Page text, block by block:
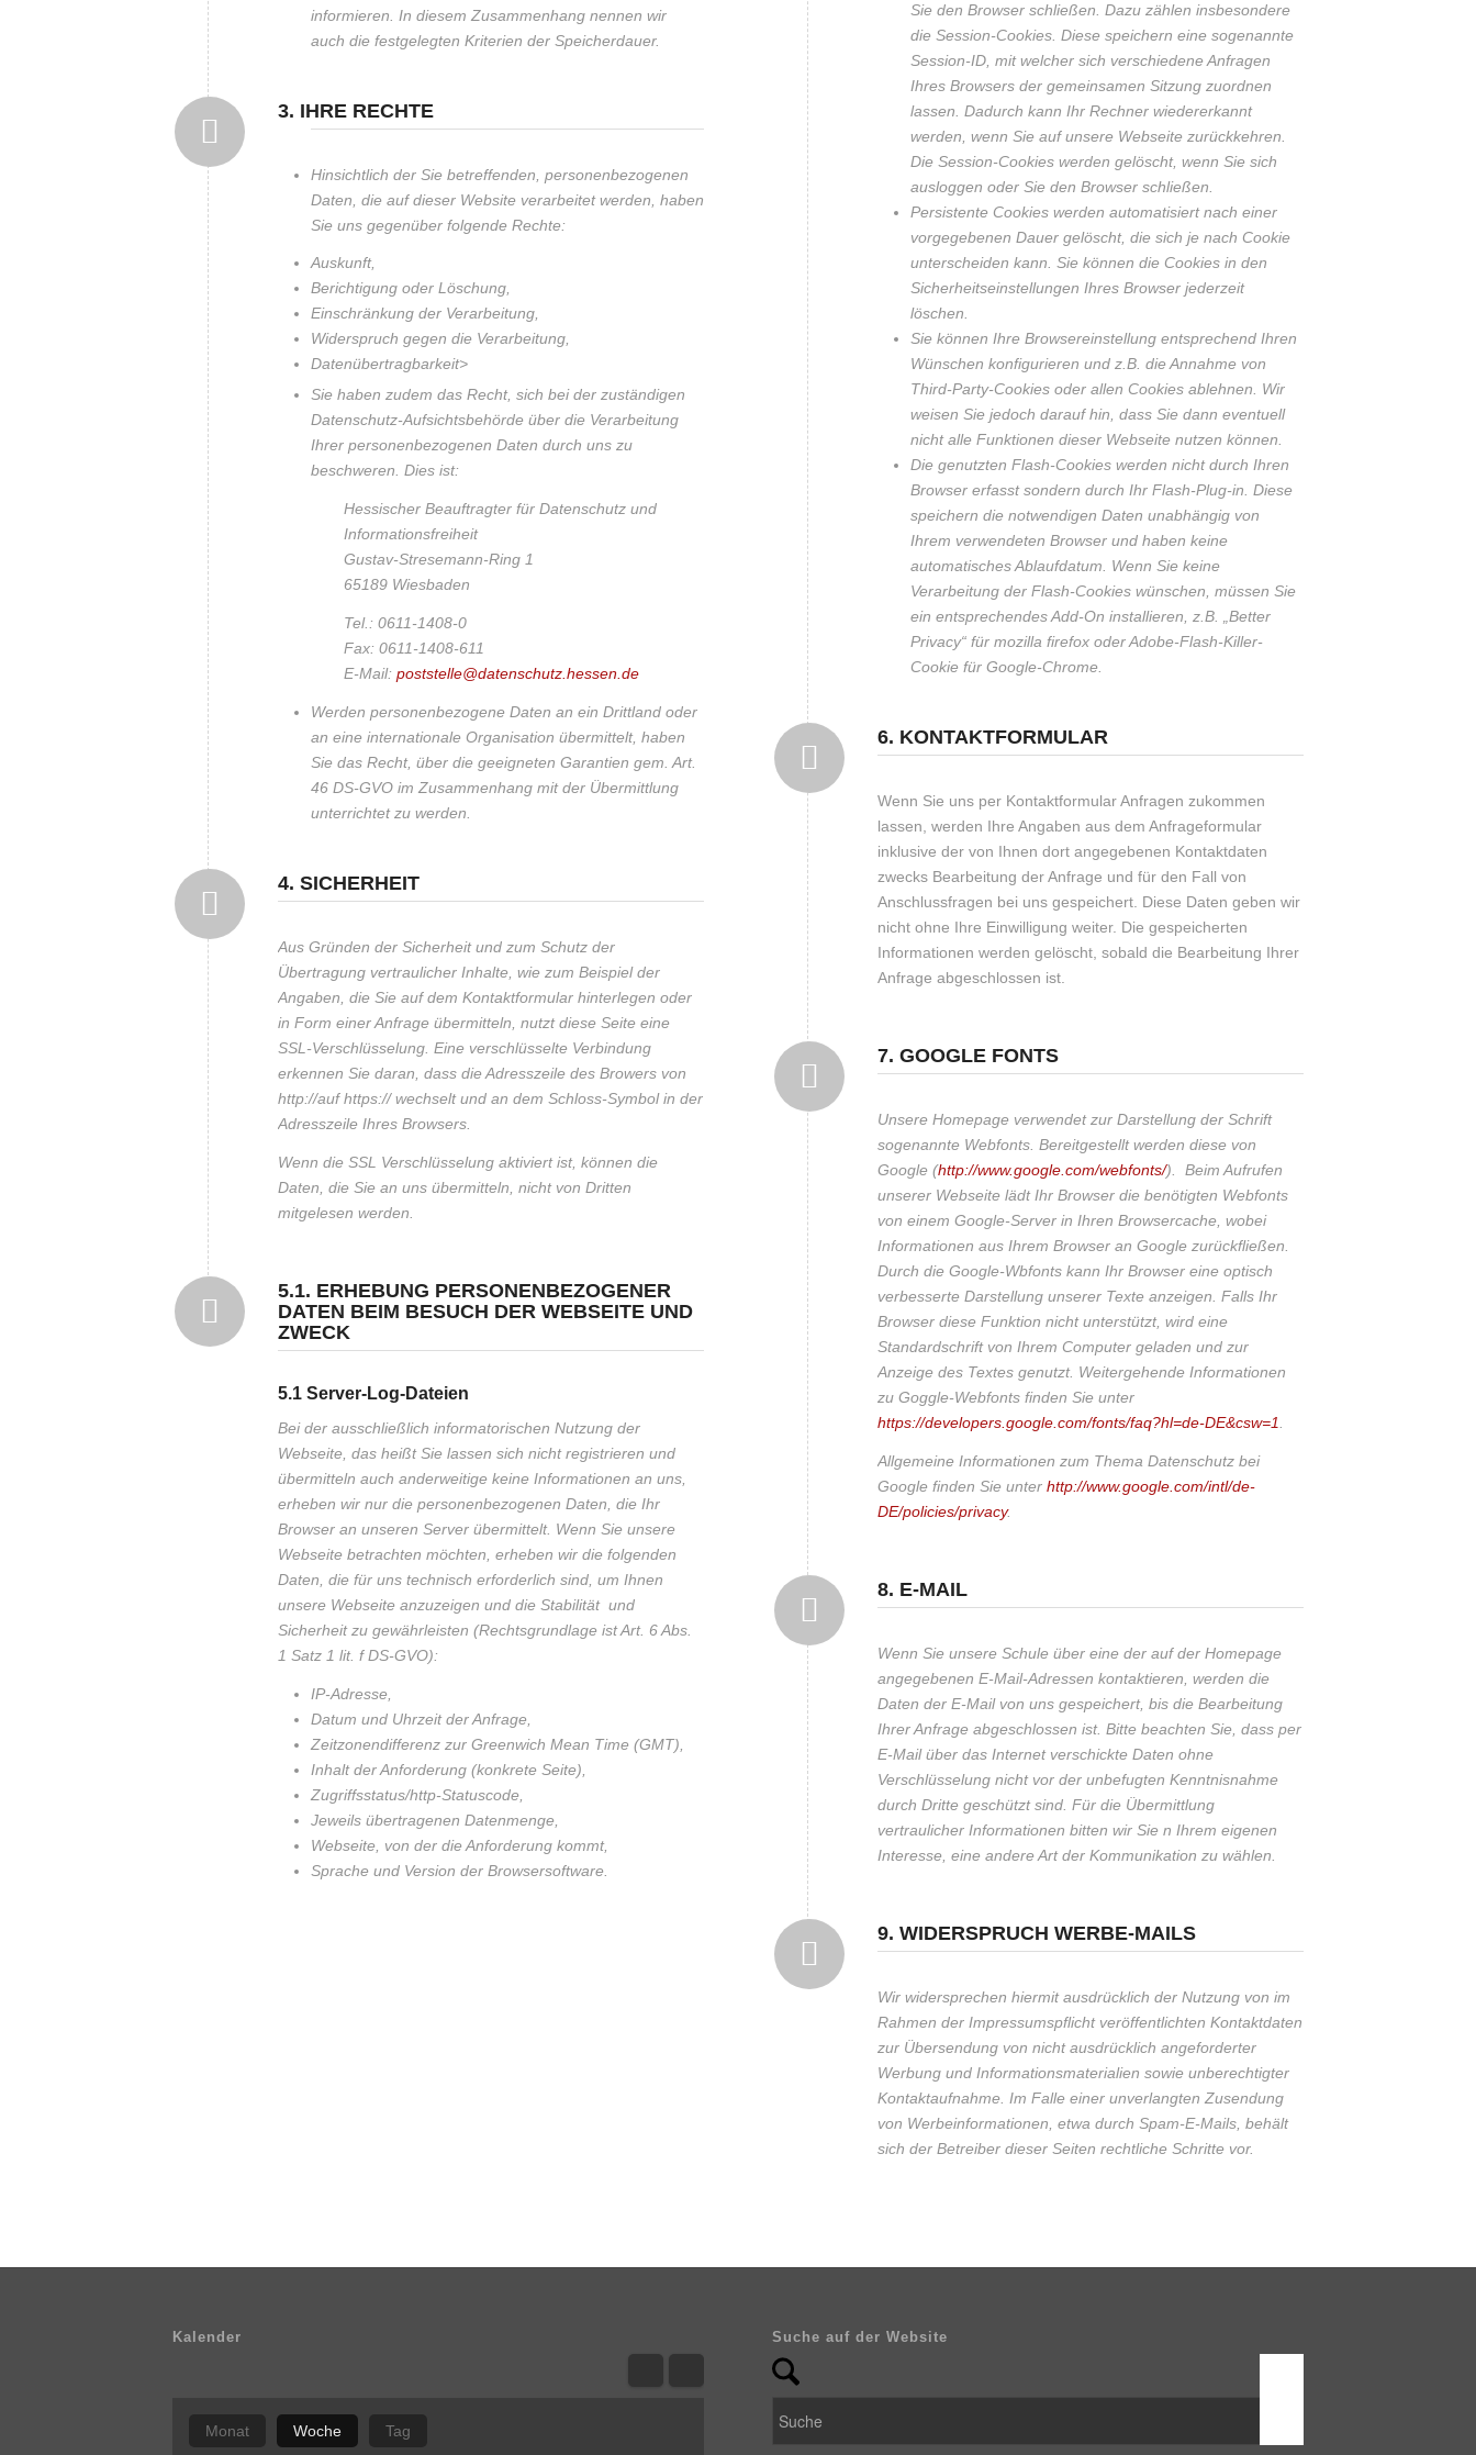
informieren. In diesem Zusammenhang nennen wir
auch die festgelegten Kriterien der Speicherdauer.
3. IHRE RECHTE
Hinsichtlich der Sie betreffenden, personenbezogenen
Daten, die auf dieser Website verarbeitet werden, haben
Sie uns gegenüber folgende Rechte:
Auskunft,
Berichtigung oder Löschung,
Einschränkung der Verarbeitung,
Widerspruch gegen die Verarbeitung,
Datenübertragbarkeit>
Sie haben zudem das Recht, sich bei der zuständigen
Datenschutz-Aufsichtsbehörde über die Verarbeitung
Ihrer personenbezogenen Daten durch uns zu
beschweren. Dies ist:
Hessischer Beauftragter für Datenschutz und
Informationsfreiheit
Gustav-Stresemann-Ring 1
65189 Wiesbaden
Tel.: 0611-1408-0
Fax: 0611-1408-611
E-Mail: poststelle@datenschutz.hessen.de
Werden personenbezogene Daten an ein Drittland oder
an eine internationale Organisation übermittelt, haben
Sie das Recht, über die geeigneten Garantien gem. Art.
46 DS-GVO im Zusammenhang mit der Übermittlung
unterrichtet zu werden.
4. SICHERHEIT
Aus Gründen der Sicherheit und zum Schutz der
Übertragung vertraulicher Inhalte, wie zum Beispiel der
Angaben, die Sie auf dem Kontaktformular hinterlegen oder
in Form einer Anfrage übermitteln, nutzt diese Seite eine
SSL-Verschlüsselung. Eine verschlüsselte Verbindung
erkennen Sie daran, dass die Adresszeile des Browers von
http://auf https:// wechselt und an dem Schloss-Symbol in der
Adresszeile Ihres Browsers.
Wenn die SSL Verschlüsselung aktiviert ist, können die
Daten, die Sie an uns übermitteln, nicht von Dritten
mitgelesen werden.
5.1. ERHEBUNG PERSONENBEZOGENER
DATEN BEIM BESUCH DER WEBSEITE UND
ZWECK
5.1 Server-Log-Dateien
Bei der ausschließlich informatorischen Nutzung der
Webseite, das heißt Sie lassen sich nicht registrieren und
übermitteln auch anderweitige keine Informationen an uns,
erheben wir nur die personenbezogenen Daten, die Ihr
Browser an unseren Server übermittelt. Wenn Sie unsere
Webseite betrachten möchten, erheben wir die folgenden
Daten, die für uns technisch erforderlich sind, um Ihnen
unsere Webseite anzuzeigen und die Stabilität und
Sicherheit zu gewährleisten (Rechtsgrundlage ist Art. 6 Abs.
1 Satz 1 lit. f DS-GVO):
IP-Adresse,
Datum und Uhrzeit der Anfrage,
Zeitzonendifferenz zur Greenwich Mean Time (GMT),
Inhalt der Anforderung (konkrete Seite),
Zugriffsstatus/http-Statuscode,
Jeweils übertragenen Datenmenge,
Webseite, von der die Anforderung kommt,
Sprache und Version der Browsersoftware.
Sie den Browser schließen. Dazu zählen insbesondere
die Session-Cookies. Diese speichern eine sogenannte
Session-ID, mit welcher sich verschiedene Anfragen
Ihres Browsers der gemeinsamen Sitzung zuordnen
lassen. Dadurch kann Ihr Rechner wiedererkannt
werden, wenn Sie auf unsere Webseite zurückkehren.
Die Session-Cookies werden gelöscht, wenn Sie sich
ausloggen oder Sie den Browser schließen.
Persistente Cookies werden automatisiert nach einer
vorgegebenen Dauer gelöscht, die sich je nach Cookie
unterscheiden kann. Sie können die Cookies in den
Sicherheitseinstellungen Ihres Browser jederzeit
löschen.
Sie können Ihre Browsereinstellung entsprechend Ihren
Wünschen konfigurieren und z.B. die Annahme von
Third-Party-Cookies oder allen Cookies ablehnen. Wir
weisen Sie jedoch darauf hin, dass Sie dann eventuell
nicht alle Funktionen dieser Webseite nutzen können.
Die genutzten Flash-Cookies werden nicht durch Ihren
Browser erfasst sondern durch Ihr Flash-Plug-in. Diese
speichern die notwendigen Daten unabhängig von
Ihrem verwendeten Browser und haben keine
automatisches Ablaufdatum. Wenn Sie keine
Verarbeitung der Flash-Cookies wünschen, müssen Sie
ein entsprechendes Add-On installieren, z.B. „Better
Privacy“ für mozilla firefox oder Adobe-Flash-Killer-
Cookie für Google-Chrome.
6. KONTAKTFORMULAR
Wenn Sie uns per Kontaktformular Anfragen zukommen
lassen, werden Ihre Angaben aus dem Anfrageformular
inklusive der von Ihnen dort angegebenen Kontaktdaten
zwecks Bearbeitung der Anfrage und für den Fall von
Anschlussfragen bei uns gespeichert. Diese Daten geben wir
nicht ohne Ihre Einwilligung weiter. Die gespeicherten
Informationen werden gelöscht, sobald die Bearbeitung Ihrer
Anfrage abgeschlossen ist.
7. GOOGLE FONTS
Unsere Homepage verwendet zur Darstellung der Schrift
sogenannte Webfonts. Bereitgestellt werden diese von
Google (http://www.google.com/webfonts/).
Beim Aufrufen
unserer Webseite lädt Ihr Browser die benötigten Webfonts
von einem Google-Server in Ihren Browsercache, wobei
Informationen aus Ihrem Browser an Google zurückfließen.
Durch die Google-Wbfonts kann Ihr Browser eine optisch
verbesserte Darstellung unserer Texte anzeigen. Falls Ihr
Browser diese Funktion nicht unterstützt, wird eine
Standardschrift von Ihrem Computer geladen und zur
Anzeige des Textes genutzt. Weitergehende Informationen
zu Goggle-Webfonts finden Sie unter
https://developers.google.com/fonts/faq?hl=de-DE&csw=1.
Allgemeine Informationen zum Thema Datenschutz bei
Google finden Sie unter http://www.google.com/intl/de-
DE/policies/privacy.
8. E-MAIL
Wenn Sie unsere Schule über eine der auf der Homepage
angegebenen E-Mail-Adressen kontaktieren, werden die
Daten der E-Mail von uns gespeichert, bis die Bearbeitung
Ihrer Anfrage abgeschlossen ist. Bitte beachten Sie, dass per
E-Mail über das Internet verschickte Daten ohne
Verschlüsselung nicht vor der unbefugten Kenntnisnahme
durch Dritte geschützt sind. Für die Übermittlung
vertraulicher Informationen bitten wir Sie n Ihrem eigenen
Interesse, eine andere Art der Kommunikation zu wählen.
9. WIDERSPRUCH WERBE-MAILS
Wir widersprechen hiermit ausdrücklich der Nutzung von im
Rahmen der Impressumspflicht veröffentlichten Kontaktdaten
zur Übersendung von nicht ausdrücklich angeforderter
Werbung und Informationsmaterialien sowie unberechtigter
Kontaktaufnahme. Im Falle einer unverlangten Zusendung
von Werbeinformationen, etwa durch Spam-E-Mails, behält
sich der Betreiber dieser Seiten rechtliche Schritte vor.
Kalender
Monat Woche Tag
Suche auf der Website